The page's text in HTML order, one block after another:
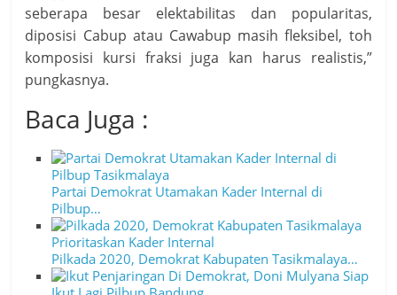
seberapa besar elektabilitas dan popularitas,
diposisi Cabup atau Cawabup masih fleksibel, toh
komposisi kursi fraksi juga kan harus realistis,”
pungkasnya.
Baca Juga :
Partai Demokrat Utamakan Kader Internal di
Pilbup…
Pilkada 2020, Demokrat Kabupaten Tasikmalaya…